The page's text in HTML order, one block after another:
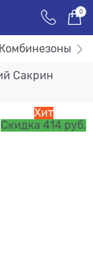
0
Комбинезоны
Сакрин
Хит
Скидка 414 руб.